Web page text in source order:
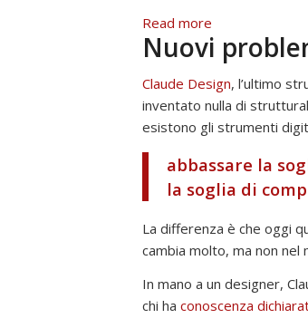
Read more
Aristotele,
logica
e
Intelligenza
Artificiale
Nuovi
Claude Design, l’ultimo
inventato nulla di
esistono gli strumenti
abbassare la
la soglia di
La differenza è che oggi
cambia molto, ma non
In mano a un designer,
chi ha conoscenza